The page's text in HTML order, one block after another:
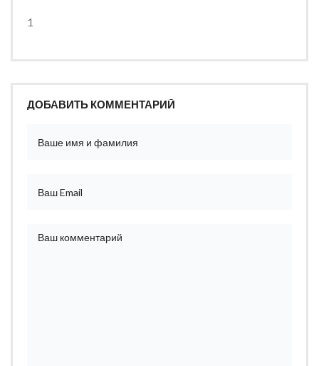
1
ДОБАВИТЬ КОММЕНТАРИЙ